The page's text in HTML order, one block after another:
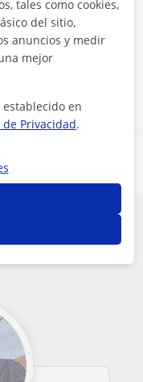
privacidad
en Vilassar
tales como cookies,
del sitio,
anuncios y medir
mejor
establecido en
de Privacidad.